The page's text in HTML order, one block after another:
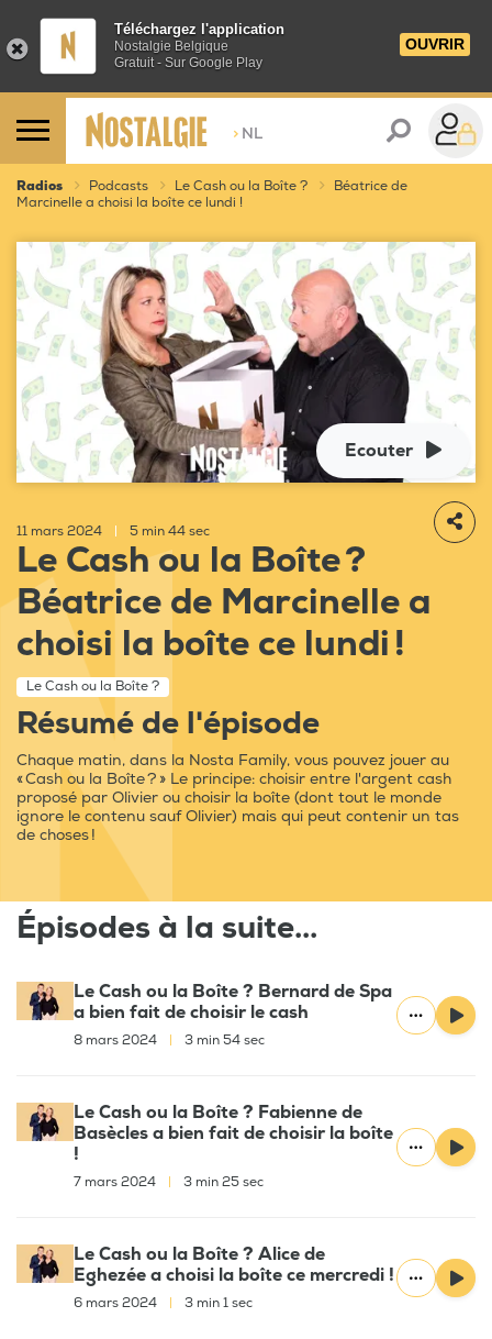
Téléchargez l'application
Nostalgie Belgique
Gratuit - Sur Google Play
OUVRIR
> NL
Radios Podcasts Le Cash ou la Boîte ?
Béatrice de
Marcinelle a choisi la boîte ce lundi !
Ecouter
11 mars 2024 5 min 44 sec
Le Cash ou la Boîte ?
Béatrice de Marcinelle a
choisi la boîte ce lundi !
Le Cash ou la Boîte ?
Résumé de l'épisode
Chaque matin, dans la Nosta Family, vous pouvez jouer au
« Cash ou la Boîte ? » Le principe: choisir entre l'argent cash
proposé par Olivier ou choisir la boîte (dont tout le monde
ignore le contenu sauf Olivier) mais qui peut contenir un tas
de choses !
Épisodes à la suite...
Le Cash ou la Boîte ? Bernard de Spa
a bien fait de choisir le cash
8 mars 2024 3 min 54 sec
Le Cash ou la Boîte ? Fabienne de
Basècles a bien fait de choisir la boîte
!
7 mars 2024 3 min 25 sec
Le Cash ou la Boîte ? Alice de
Eghezée a choisi la boîte ce mercredi !
6 mars 2024 3 min 1 sec